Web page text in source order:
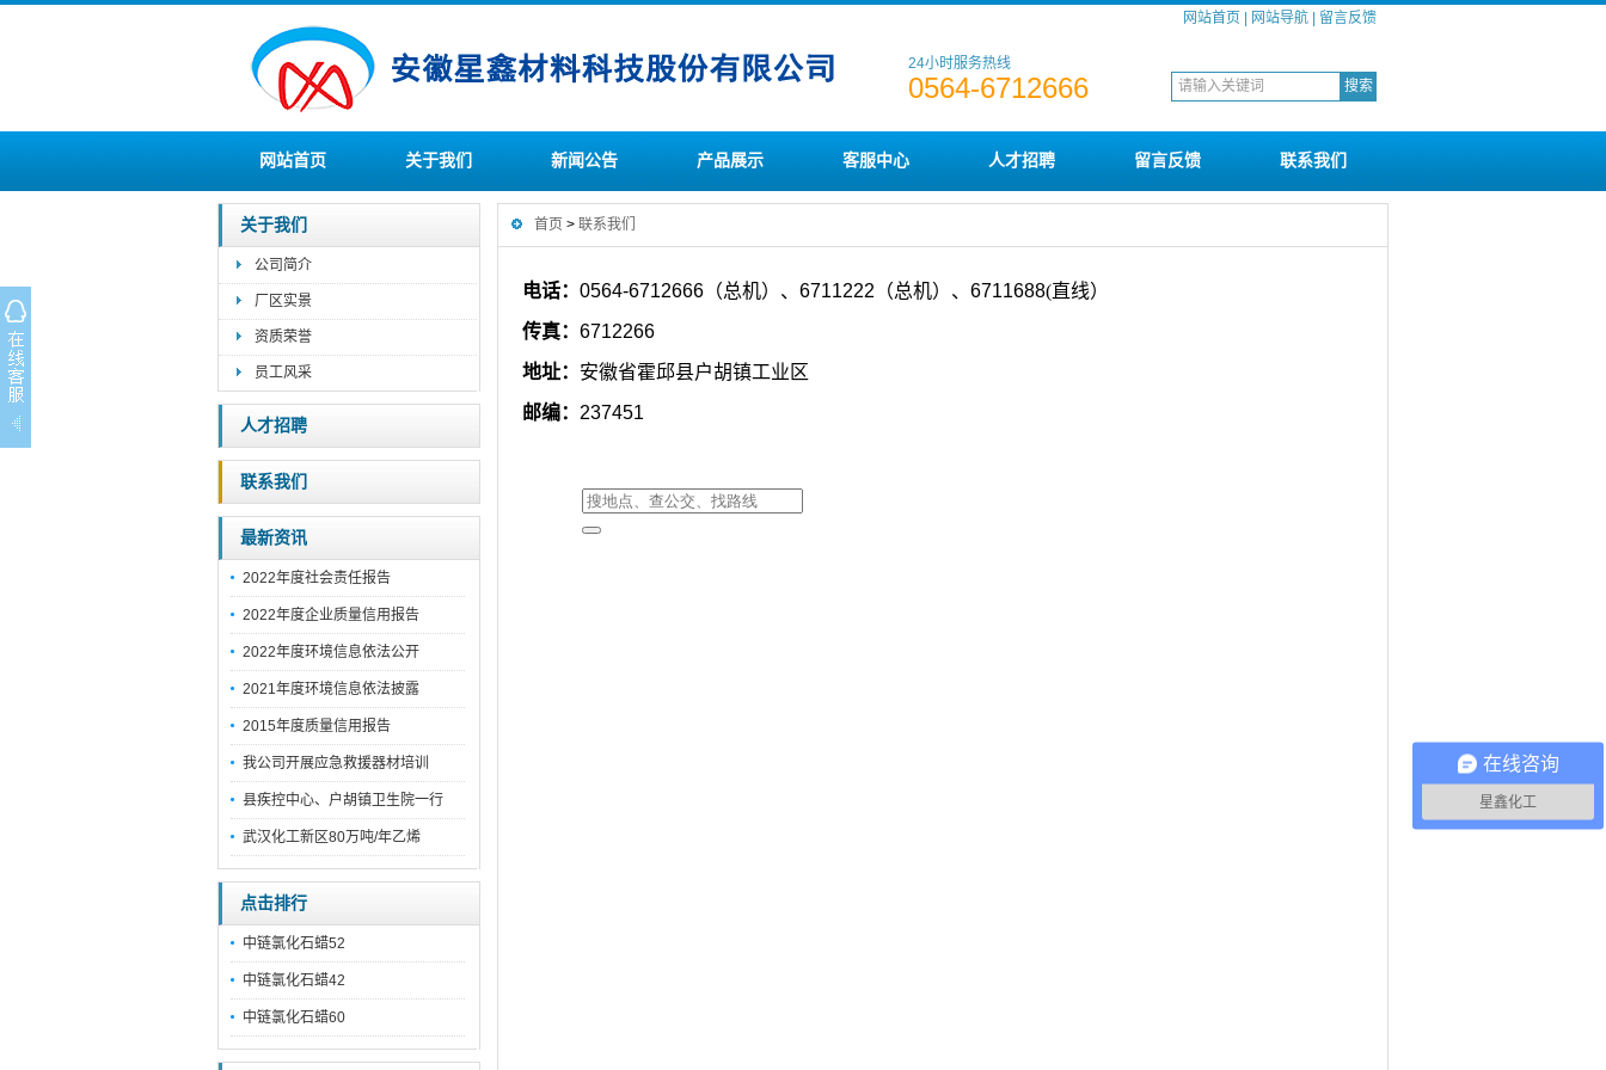
网站首页 网站导航 留言反馈
24小时服务热线
0564-6712666
网站首页 关于我们 新闻公告 产品展示 客服中心 人才招聘 留言反馈 联系我们
关于我们
公司简介
厂区实景
资质荣誉
员工风采
人才招聘
联系我们
最新资讯
2022年度社会责任报告
2022年度企业质量信用报告
2022年度环境信息依法公开
2021年度环境信息依法披露
2015年度质量信用报告
我公司开展应急救援器材培训
县疾控中心、户胡镇卫生院一行
武汉化工新区80万吨/年乙烯
点击排行
中链氯化石蜡52
中链氯化石蜡42
中链氯化石蜡60
首页 > 联系我们
电话： 0564-6712666 （总机）、 6711222 （总机）、 6711688(直线）
传真： 6712266
地址： 安徽省霍邱县户胡镇工业区
邮编： 237451
在线咨询
星鑫化工